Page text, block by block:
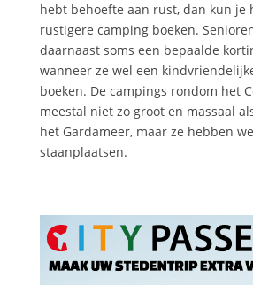
hebt behoefte aan rust, dan kun je
rustigere camping boeken.
daarnaast soms een bepaalde
wanneer ze wel een
boeken. De campings rondom het
meestal niet zo groot en massaal
het Gardameer, maar ze hebben
staanplaatsen.